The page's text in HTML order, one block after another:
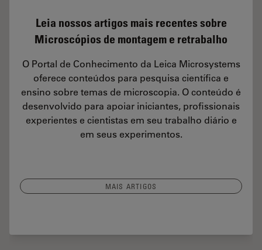
Leia nossos artigos mais recentes sobre
Microscópios de montagem e retrabalho
O Portal de Conhecimento da Leica Microsystems
oferece conteúdos para pesquisa científica e
ensino sobre temas de microscopia. O conteúdo é
desenvolvido para apoiar iniciantes, profissionais
experientes e cientistas em seu trabalho diário e
em seus experimentos.
MAIS ARTIGOS